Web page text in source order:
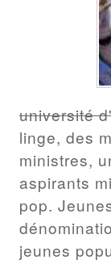
université
linge, des
ministres,
aspirants
pop.
jeunes